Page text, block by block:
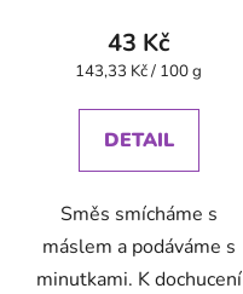
43 Kč
Měrná
143,33 Kč / 100 g
DETAIL
Směs smícháme s
máslem a podáváme s
minutkami. K dochucení